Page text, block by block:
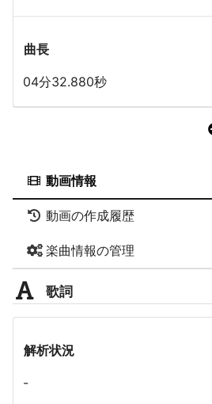
曲長
04分32.880秒
動画情報
動画の作成履歴
楽曲情報の管理
歌詞
解析状況
-